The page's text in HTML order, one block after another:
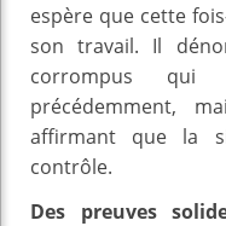
espère que cette
son travail. Il
corrompus qui
précédemment,
affirmant que la
contrôle.
Des preuves